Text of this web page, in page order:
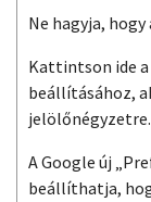
Ne hagyja,
Kattintson ide a
beállításához,
jelölőnégyzetre.
A Google új
beállíthatja,